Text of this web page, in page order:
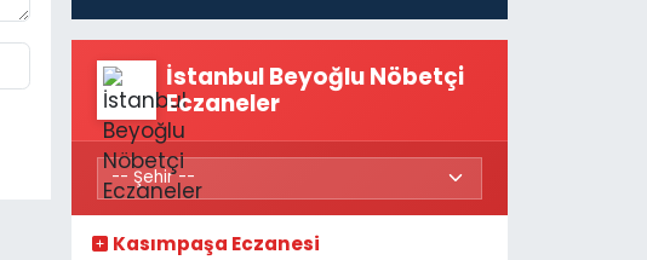
İstanbul Beyoğlu Nöbetçi
Eczaneler
Kasımpaşa Eczanesi